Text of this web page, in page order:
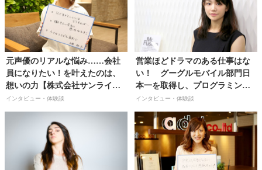
元声優のリアルな悩み……会社
員になりたい！を叶えたのは、
想いの力【株式会社サンライズ
／大原桃子さん】
インタビュー・体験談
営業ほどドラマのある仕事はな
い！ グーグルモバイル部門日
本一を取得し、プログラミング
業界で１位のシェアを目指し、
上場を果たすことが目標です
【株式会社ミスターフュージョ
ン取締役／山田菜々子さん】
インタビュー・体験談